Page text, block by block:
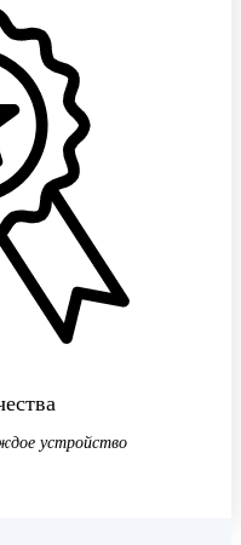
устройство